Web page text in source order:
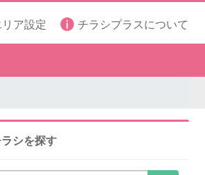
ア設定 チラシプラスについて
シを探す